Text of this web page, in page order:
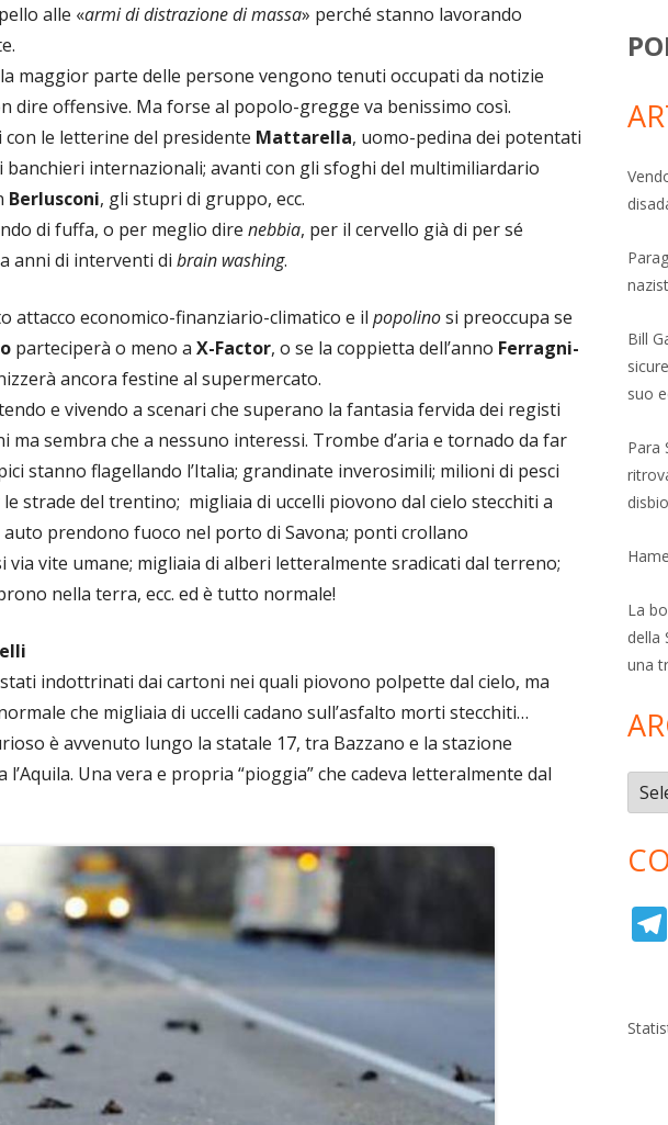
alle «armi di distrazione di massa» perché stanno lavorando
maggior parte delle persone vengono tenuti occupati da notizie
dire offensive. Ma forse al popolo-gregge va benissimo così.
con le letterine del presidente Mattarella, uomo-pedina dei potentati
banchieri internazionali; avanti con gli sfoghi del multimiliardario
Berlusconi, gli stupri di gruppo, ecc.
di fuffa, o per meglio dire nebbia, per il cervello già di per sé
anni di interventi di brain washing.
attacco economico-finanziario-climatico e il popolinosi preoccupa se
parteciperà o meno a X-Factor, o se la coppietta dell’anno Ferragni-
ancora festine al supermercato.
e vivendo a scenari che superano la fantasia fervida dei registi
ma sembra che a nessuno interessi. Trombe d’aria e tornado da far
stanno flagellando l’Italia; grandinate inverosimili; milioni di pesci
strade del trentino; migliaia di uccelli piovono dal cielo stecchiti a
auto prendono fuoco nel porto di Savona; ponti crollano
via vite umane; migliaia di alberi letteralmente sradicati dal terreno;
nella terra, ecc. ed è tutto normale!
indottrinati dai cartoni nei quali piovono polpette dal cielo, ma
che migliaia di uccelli cadano sull’asfalto morti stecchiti…
è avvenuto lungo la statale 17, tra Bazzano e la stazione
l’Aquila. Una vera e propria “pioggia” che cadeva letteralmente dal
Bill
suo
Para
La
della
una